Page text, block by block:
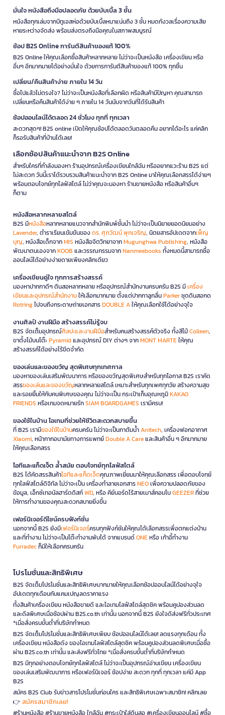
มั่นใจ หนังสือถึงมือปลอดภัย ด้วยบับเบิ้ล 3 ชั้น
หนังสือทุกเล่มจากบีทูเอสห่อด้วยบับเบิ้ลหนาแน่นถึง 3 ชั้น หมดกังวลเรื่องความเสีย
หายระหว่างจัดส่ง พร้อมส่งตรงถึงมือคุณในสภาพสมบูรณ์
ช้อป B2S Online การันตีสินค้าของแท้ 100%
B2S Online ให้คุณเลือกซื้อสินค้าหลากหลาย ไม่ว่าจะเป็นหนังสือ เครื่องเขียน หรือ
อื่นๆ อีกมากมายได้อย่างมั่นใจ ด้วยการการันตีสินค้าของแท้ 100% ทุกชิ้น
เปลี่ยน/คืนสินค้าง่าย ภายใน 14 วัน
ซื้อไปแล้วไม่ตรงใจ? ไม่ว่าจะเป็นหนังสือที่เลือกผิด หรือสินค้ามีปัญหา คุณสามารถ
เปลี่ยนหรือคืนสินค้าได้ง่าย ๆ ภายใน 14 วันนับจากวันที่ได้รับสินค้า
ช้อปออนไลน์ได้ตลอด 24 ชั่วโมง ทุกที่ ทุกเวลา
สะดวกสุดๆ! B2S online เปิดให้คุณช้อปได้ตลอดวันตลอดคืน อยากได้อะไร แค่คลิก
ก็รอรับสินค้าที่บ้านได้เลย!
เลือกช้อปสินค้าแนะนำจาก B2S Online
สำหรับใครที่กำลังมองหา ร้านอุปกรณ์เครื่องเขียนใกล้ฉัน หรืออยากแวะร้าน B2S แต่
ไม่สะดวก วันนี้เราได้รวบรวมสินค้าแนะนำจาก B2S Online มาให้คุณเลือกสรรได้ง่ายๆ
พร้อมตอบโจทย์ทุกไลฟ์สไตล์ ไม่ว่าคุณจะมองหา ร้านขายหนังสือ หรือสินค้าอื่นๆ
ก็ตาม
หนังสือหลากหลายสไตล์
B2S มีหนังสือหลากหลายแนวจากสำนักพิมพ์ชั้นนำ ไม่ว่าจะเป็นนิยายยอดนิยมอย่าง
Lavender, ตำราเรียนเข้มข้นของดร. ศุภวัฒน์ พุกเจริญ, นิตยสารอัปเดตจากเพ็ญ
บุญ, หนังสือเด็กจากMIS หนังสือจิตวิทยาจากMugunghwa Publishing, หนังสือ
พัฒนาตนเองจากKOOB และวรรณกรรมจากNanmeebooks ทั้งหมดนี้สามารถซื้อ
ออนไลน์ได้อย่างง่ายดายเพียงคลิกเดียว
เครื่องเขียนคู่ใจ ทุกการสร้างสรรค์
มองหาปากกาดีๆ ดินสอหลากหลาย หรืออุปกรณ์สำนักงานครบครัน B2S มีเครื่อง
เขียนและอุปกรณ์สำนักงานให้เลือกมากมาย ตั้งแต่ปากกาลูกลื่นParkerชุดดินสอกด
Rotringไปจนถึงกระดาษถ่ายเอกสารDOUBLE Aให้คุณเลือกใช้ได้อย่างจุใจ
งานศิลป์ งานฝีมือ สร้างสรรค์ไม่รู้จบ
B2S จัดเต็มอุปกรณ์ศิลปะและงานฝีมือสำหรับคนสร้างสรรค์ตัวจริง ทั้งสีไม้Colleen,
ขาตั้งไม้บนโต๊ะPyramidและอุปกรณ์ DIY ต่างๆ จากMONT MARTEให้คุณ
สร้างสรรค์ได้อย่างไร้ขีดจำกัด
ของเล่นและของขวัญ สุดพิเศษทุกเทศกาล
มองหาของเล่นเสริมพัฒนาการ หรือของขวัญสุดพิเศษสำหรับทุกโอกาส B2S เราคัด
สรรของเล่นและของขวัญหลากหลายสไตล์ เหมาะสำหรับทุกเพศทุกวัย สร้างความสุข
และรอยยิ้มให้กับคนพิเศษของคุณ ไม่ว่าจะเป็น กระเป๋าเก็บอุณหภูมิKAKAO
FRIENDS หรือเกมจดหมายรักSIAM BOARDGAMES เรามีครบ!
ของใช้ในบ้าน ไอเทมที่ช่วยให้ชีวิตสะดวกสบายขึ้น
ที่ B2S เรามีของใช้ในบ้านครบครัน ไม่ว่าจะเป็นกาต้มน้ำAnitech, เครื่องฟอกอากาศ
Xiaomi, หน้ากากอนามัยทางการแพทย์Double A Careและสินค้าอื่น ๆ อีกมากมาย
ให้คุณเลือกสรร
ไอทีและแก็ดเจ็ต ล้ำสมัย ตอบโจทย์ทุกไลฟ์สไตล์
B2S ได้คัดสรรสินค้าไอทีและแก็ดเจ็ตคุณภาพเยี่ยมมาให้คุณเลือกสรร เพื่อตอบโจทย์
ทุกไลฟ์สไตล์ดิจิทัล ไม่ว่าจะเป็น เครื่องทำลายเอกสารNEOเพื่อความปลอดภัยของ
ข้อมูล, เอ็กซ์เทอนัลฮาร์ดดิสก์WD, หรือ คีย์บอร์ดไร้สายเมาส์คอมโบGEEZERที่ช่วย
ให้การทำงานของคุณสะดวกสบายยิ่งขึ้น
เฟอร์นิเจอร์ดีไซน์ครบฟังก์ชั่น
นอกจากนี้ B2S ยังมีเฟอร์นิเจอร์ครบทุกฟังก์ชันให้คุณได้เลือกสรรเพื่อตกแต่งบ้าน
และที่ทำงาน ไม่ว่าจะเป็นโต๊ะทำงานพับได้ จากแบรนด์ONEหรือ เก้าอี้ทำงาน
Furradecก็มีให้เลือกครบครัน
โปรโมชั่นและสิทธิพิเศษ
B2S จัดเต็มโปรโมชั่นและสิทธิพิเศษมากมายให้คุณเลือกช้อปออนไลน์ได้อย่างจุใจ
อัปเดตทุกเดือนกับแคมเปญลดราคาแรง
ทั้งสินค้าเครื่องเขียน หนังสือขายดี และไอเทมไลฟ์สไตล์สุดชิค พร้อมคูปองส่วนลด
และดีลพิเศษเมื่อช้อปผ่าน B2S.co.th เท่านั้น นอกจากนี้ B2S ยังใจดีส่งฟรีทั่วประเทศ
*เมื่อสั่งครบขั้นต่ำที่บริษัทกำหนด
B2S จัดเต็มโปรโมชั่นและสิทธิพิเศษเพียบ ช้อปออนไลน์ได้เลย! ลดแรงทุกเดือน ทั้ง
เครื่องเขียน หนังสือดัง ของไอเทมไลฟ์สไตล์สุดชิค พร้อมคูปองส่วนลดพิเศษเมื่อซื้อ
ผ่าน B2S.co.th เท่านั้น และส่งฟรีทั่วไทย *เมื่อสั่งครบขั้นต่ำที่บริษัทกำหนด
B2S มีทุกอย่างตอบโจทย์ทุกไลฟ์สไตล์ ไม่ว่าจะเป็นอุปกรณ์อ่านเขียน เครื่องเขียน
ของเล่นเสริมพัฒนาการ หรือเฟอร์นิเจอร์ ช้อปง่าย สะดวก ทุกที่ ทุกเวลา แค่มี App
B2S
สมัคร B2S Club รับข่าวสารโปรโมชั่นก่อนใคร และสิทธิพิเศษเฉพาะสมาชิก! คลิกเลย
👉 สมัครสมาชิกเลย!
#ร้านหนังสือ #ร้านขายหนังสือ ใกล้ฉัน #กระเป๋าใส่ดินสอ #เครื่องเขียนออนไลน์ #ซื้อ